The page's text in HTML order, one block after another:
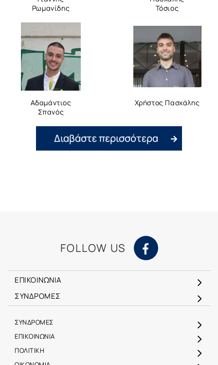
Ρωμανίδης
Τόσιος
Αδαμάντιος
Σπανός
Χρήστος Πασχάλης
Διαβάστε περισσότερα
FOLLOW US
ΕΠΙΚΟΙΝΩΝΙΑ
ΣΥΝΔΡΟΜΕΣ
ΣΥΝΔΡΟΜΕΣ
ΕΠΙΚΟΙΝΩΝΙΑ
ΠΟΛΙΤΙΚΗ